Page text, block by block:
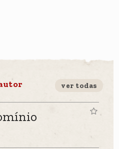
ver todas